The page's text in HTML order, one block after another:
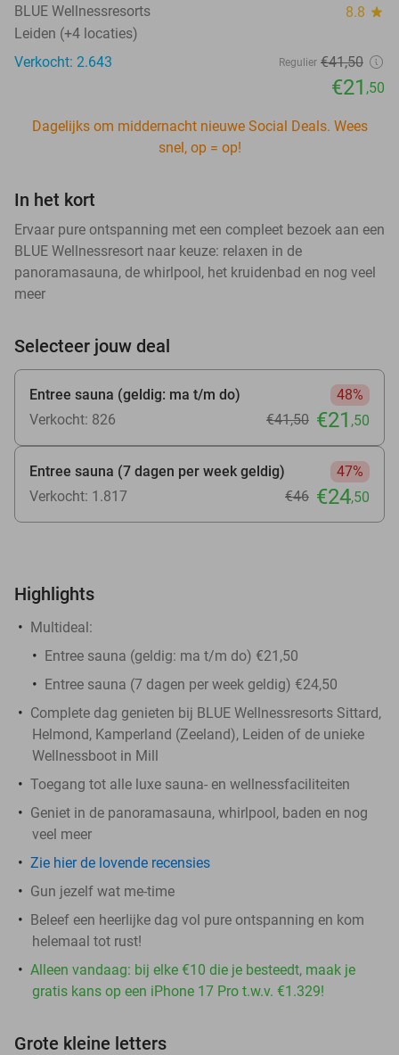
BLUE Wellnessresorts 8.8 star
Leiden (+4 locaties)
Verkocht: 2.643
Regulier €41,50
€21 ,50
Dagelijks om middernacht nieuwe Social Deals. Wees
snel, op = op!
In het kort
Ervaar pure ontspanning met een compleet bezoek aan een
BLUE Wellnessresort naar keuze: relaxen in de
panoramasauna, de whirlpool, het kruidenbad en nog veel
meer
Selecteer jouw deal
Entree sauna (geldig: ma t/m do)
48%
Verkocht: 826
€41,50 €21 ,50
Entree sauna (7 dagen per week geldig)
47%
Verkocht: 1.817
€46 €24,50
Highlights
Multideal:
Entree sauna (geldig: ma t/m do) €21,50
Entree sauna (7 dagen per week geldig) €24,50
Complete dag genieten bij BLUE Wellnessresorts Sittard,
Helmond, Kamperland (Zeeland), Leiden of de unieke
Wellnessboot in Mill
Toegang tot alle luxe sauna- en wellnessfaciliteiten
Geniet in de panoramasauna, whirlpool, baden en nog
veel meer
Zie hier de lovende recensies
Gun jezelf wat me-time
Beleef een heerlijke dag vol pure ontspanning en kom
helemaal tot rust!
Alleen vandaag: bij elke €10 die je besteedt, maak je
gratis kans op een iPhone 17 Pro t.w.v. €1.329!
Grote kleine letters